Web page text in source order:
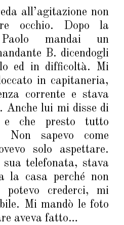
all’agitazione non
occhio. Dopo la
mandai un
B. dicendogli
ed in difficoltà. Mi
in capitaneria,
corrente e stava
Anche lui mi disse di
e che presto tutto
Non sapevo come
solo aspettare.
telefonata, stava
la casa perché non
crederci, mi
Mi mandò le foto
aveva fatto…